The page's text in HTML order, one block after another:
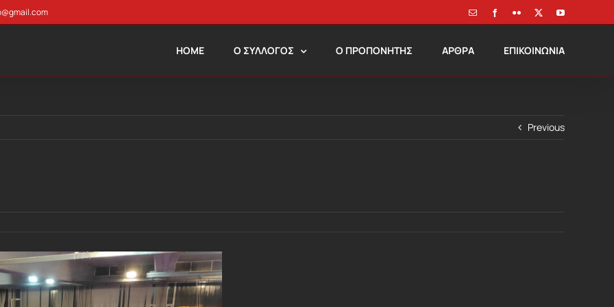
Email FacebookFlickr YouTube
HOME Ο ΣΥΛΛΟΓΟΣ Ο ΠΡΟΠΟΝΗΤΗΣ ΑΡΘΡΑ ΕΠΙΚΟΙΝΩΝΙΑ
Previous